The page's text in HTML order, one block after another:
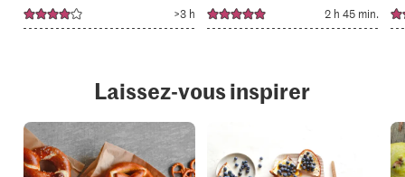
>3 h 2 h 45 min.
Laissez-vous inspirer